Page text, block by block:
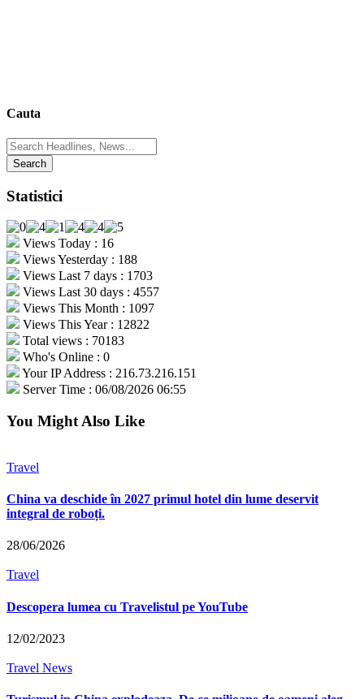
Cauta
Search
for:
Statistici
Views Today : 16
Views Yesterday : 188
Views Last 7 days : 1703
Views Last 30 days : 4557
Views This Month : 1097
Views This Year : 12822
Total views : 70183
Who's Online : 0
Your IP Address : 216.73.216.151
Server Time : 06/08/2026 06:55
You Might Also Like
Travel
China va deschide în 2027 primul hotel din lume deservit
integral de roboți.
28/06/2026
Travel
Descopera lumea cu Travelistul pe YouTube
12/02/2023
Travel News